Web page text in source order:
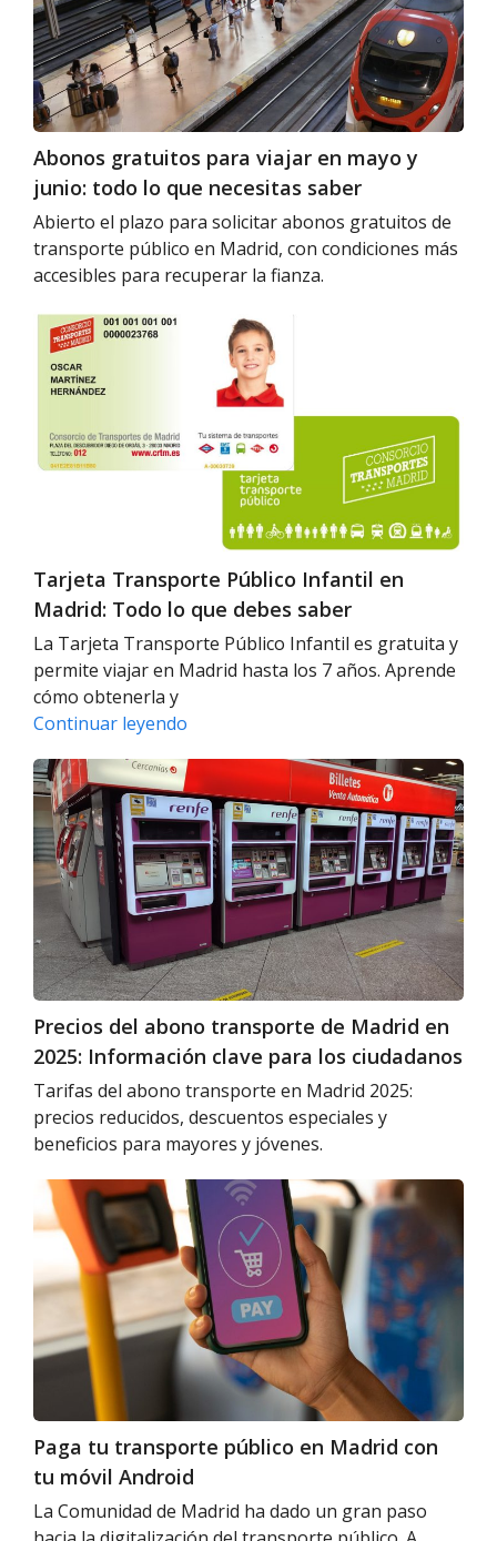
en
mayo
y
junio:
todo
que
necesitas
saber
Abonos gratuitos para viajar en mayo y
junio: todo lo que necesitas saber
Abierto el plazo para solicitar abonos gratuitos de
transporte público en Madrid, con condiciones más
accesibles para recuperar la fianza.
Tarjeta
Transporte
Público
Infantil
en
Madrid:
saber
Tarjeta Transporte Público Infantil en
Madrid: Todo lo que debes saber
La Tarjeta Transporte Público Infantil es gratuita y
permite viajar en Madrid hasta los 7 años. Aprende
cómo obtenerla y
Continuar leyendo
Público
Infantil
en
Madrid:
Todo
lo
debes
saber
Precios
del
abono
transporte
de
Madrid
2025:
Información
para
los
ciudadanos
Precios del abono transporte de Madrid en
2025: Información clave para los ciudadanos
Tarifas del abono transporte en Madrid 2025:
precios reducidos, descuentos especiales y
beneficios para mayores y jóvenes.
Paga
tu
transporte
público
en
Madrid
con
Paga tu transporte público en Madrid con
tu móvil Android
La Comunidad de Madrid ha dado un gran paso